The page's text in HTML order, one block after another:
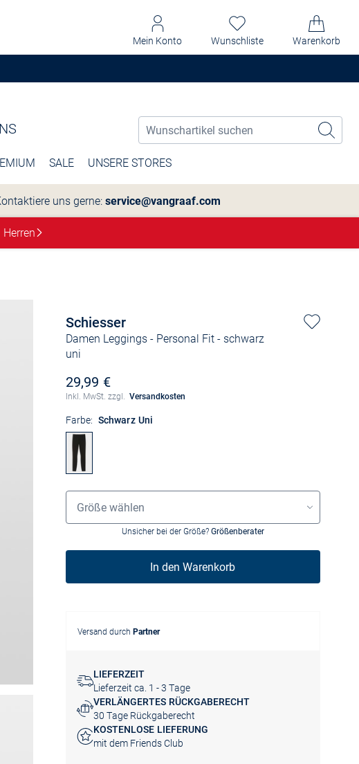
Mein Konto Wunschliste Warenkorb
SALE UNSERE STORES
uns gerne: service@vangraaf.com
Herren
Schiesser
Damen Leggings - Personal Fit- schwarz
uni
29,99 €
Inkl. MwSt. zzgl. Versandkosten
Farbe: Schwarz Uni
Größenauswahl
Größe wählen
Unsicher bei der Größe? Größenberater
In den Warenkorb
Versand durch Partner
LIEFERZEIT
Lieferzeit ca. 1 - 3 Tage
VERLÄNGERTES RÜCKGABERECHT
30 Tage Rückgaberecht
KOSTENLOSE LIEFERUNG
mit dem Friends Club